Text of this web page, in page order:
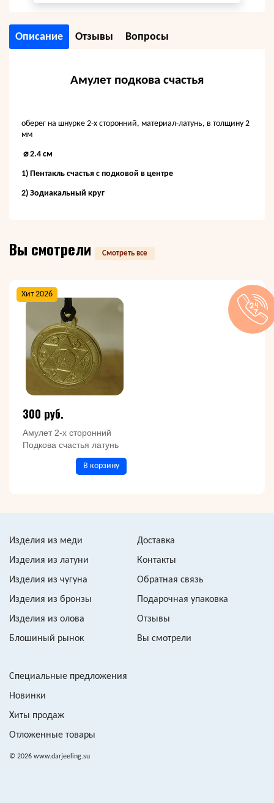
Описание Отзывы Вопросы
Амулет подкова счастья
оберег на шнурке 2-х сторонний, материал-латунь, в толщину 2
мм
⌀ 2.4 см
1) Пентакль счастья с подковой в центре
2) Зодиакальный круг
Вы смотрели Смотреть все
Хит 2026
300 руб.
Амулет 2-х сторонний
Подкова счастья латунь
В корзину
Изделия из меди
Изделия из латуни
Изделия из чугуна
Изделия из бронзы
Изделия из олова
Блошиный рынок
Доставка
Контакты
Обратная связь
Подарочная упаковка
Отзывы
Вы смотрели
Специальные предложения
Новинки
Хиты продаж
Отложенные товары
© 2026 www.darjeeling.su